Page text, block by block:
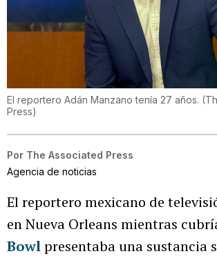
El reportero Adán Manzano tenía 27 años. (
Press)
Por The Associated Press
Agencia de noticias
El reportero mexicano de
en Nueva Orleans mientras
Bowlpresentaba una sustancia